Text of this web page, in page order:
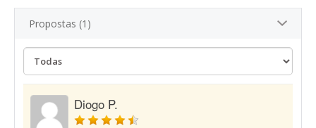
Propostas (1)
Diogo P.